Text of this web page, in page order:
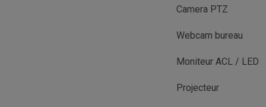
Camera PTZ
Webcam bureau
Moniteur ACL / LED
Projecteur